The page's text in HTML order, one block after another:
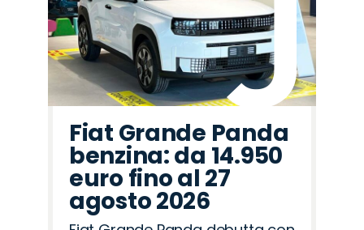
Fiat Grande Panda
benzina: da 14.950
euro fino al 27
agosto 2026